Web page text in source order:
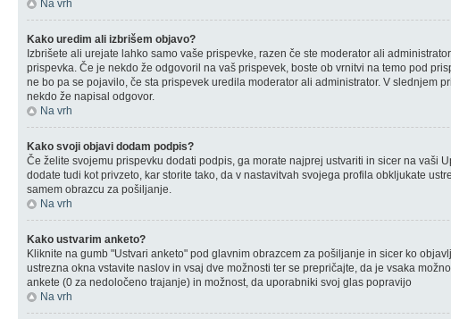
Na vrh
Kako uredim ali izbrišem objavo?
Izbrišete ali urejate lahko samo vaše prispevke, razen če ste moderator ali
prispevka. Če je nekdo že odgovoril na vaš prispevek, boste ob vrnitvi na temo pod
ne bo pa se pojavilo, če sta prispevek uredila moderator ali administrator. V slednjem
nekdo že napisal odgovor.
Na vrh
Kako svoji objavi dodam podpis?
Če želite svojemu prispevku dodati podpis, ga morate najprej ustvariti in sicer na vaši
dodate tudi kot privzeto, kar storite tako, da v nastavitvah svojega profila obkljukate
samem obrazcu za pošiljanje.
Na vrh
Kako ustvarim anketo?
Kliknite na gumb "Ustvari anketo" pod glavnim obrazcem za pošiljanje in sicer ko
ustrezna okna vstavite naslov in vsaj dve možnosti ter se prepričajte, da je vsaka
ankete (0 za nedoločeno trajanje) in možnost, da uporabniki svoj glas popravijo
Na vrh